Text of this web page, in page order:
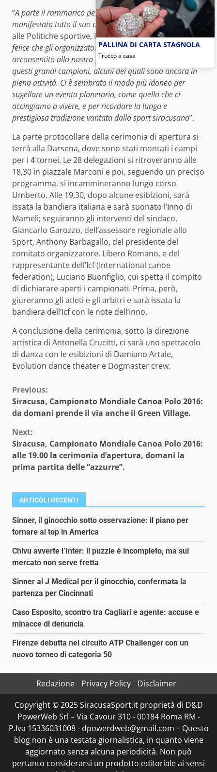
“A parte il rammaricoper l’assenza di Gibilisco, che ha
manifestato tutto il suo dispiacere– dice l’assessore
alle Politiche sportive, Francesco Italia –sono davvero
felice che gli organizzatori e la federazione abbiano
acconsentito alla nostra proposta di dare visibilità a
questi grandi campioni, alcuni dei quali sono ancora in
piena attività. Ci è sembrato il modo più idoneo per
sugellare un evento planetario, come quello che ci
accingiamo a vivere, e per ricordare la lunga e
prestigiosa tradizione vantata dallo sport siracusano”.
La parte protocollare della cerimonia di apertura si
terrà alla Darsena, dove sono stati montati i campi
per i 4 tornei. Le 28 delegazioni si ritroveranno alle
18,30 in piazzale Marconi e poi, seguendo un preciso
programma, si incammineranno lungo corso
Umberto. Alle 19,30, dopo alcune esibizioni, sarà
issata la bandiera italiana e sarà suonato l’Inno di
Mameli; seguiranno gli interventi del sindaco,
Giancarlo Garozzo, dell’assessore regionale allo
Sport, Anthony Barbagallo, del presidente del
comitato organizzatore, Libero Romano, e del
rappresentante dell’Icf (International canoe
federation), Luciano Buonfiglio, cui spetta il compito
di dichiarare aperti i campionati. Prima, però,
giureranno gli atleti e gli arbitri e sarà issata la
bandiera dell’Icf con le note dell’inno.
A conclusione della cerimonia, sotto la direzione
artistica di Antonella Crucitti, ci sarà uno spettacolo
di danza con le esibizioni di Damiano Artale,
Evolution dance theater e Dogmaster crew.
Continue
Reading
Previous:
Siracusa, Campionato Mondiale Canoa Polo 2016:
da domani prende il via anche il Green Village.
Next:
Siracusa, Campionato Mondiale Canoa Polo 2016:
alle 19.00 la cerimonia d’apertura, domani la
prima partita delle “azzurre”.
ARTICOLI RECENTI
Sinner, il ginocchio sotto osservazione: il piano per
tornare al top in America
Chivu avverte l’Inter: il puzzle è incompleto, ma sul
mercato non serve fretta
Sinner al J Medical per il ginocchio, confermata la
partenza per Cincinnati
Caso Esposito, scontro tra Cagliari e agente: accuse e
minacce di denuncia
Firenze debutta nel circuito ATP Challenger con un
nuovo torneo di categoria 50
Redazione Privacy Policy
Disclaimer
Copyright © 2025 SiracusaSport.it proprietà di D&D
PowerWeb Srl – Via Cavour 310 - 00184 Roma RM -
P.Iva 15336031008 - dpowerdweb@gmail.com – Questo
blog non è una testata giornalistica, in quanto viene
aggiornato senza alcuna periodicità. Non può
pertanto considerarsi un prodotto editoriale ai sensi
PALLINA DI CARTA STAGNOLA
Trucco a casa